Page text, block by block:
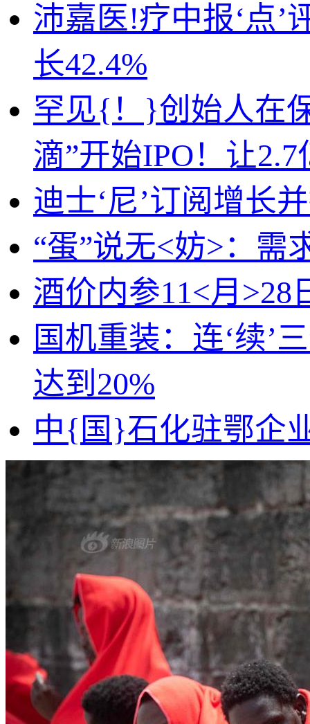
沛嘉医!疗中报‘点’
长42.4%
罕见{！}创始人在
滴”开始IPO！让
迪士‘尼’订阅增长
“蛋”说无<妨>：需
酒价内参11<月>28
国机重装：连‘续’
达到20%
中{国}石化驻鄂企